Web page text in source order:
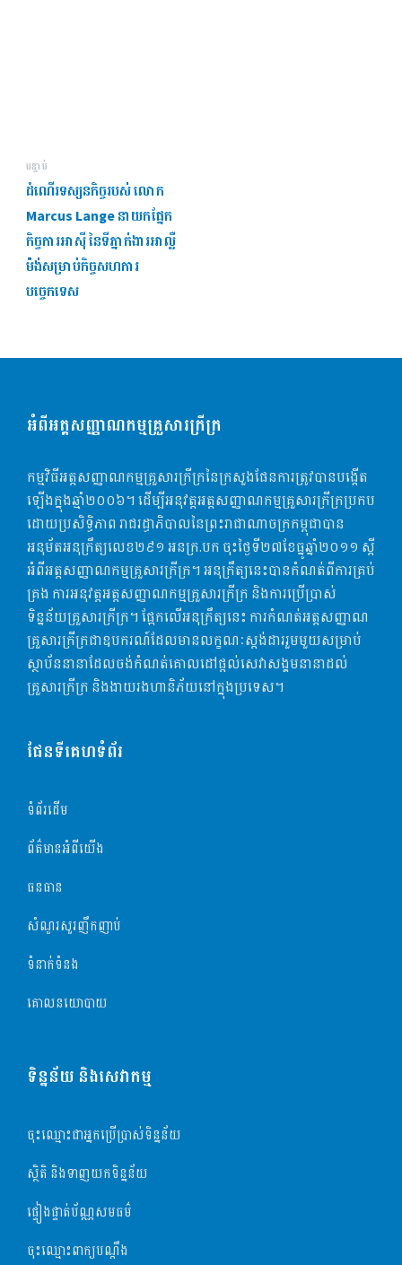
បន្ទាប់
ដំណើរទស្សនកិច្ចរបស់ លោក
Marcus Lange នាយកផ្នែក
កិច្ចការអាស៊ី នៃទីភ្នាក់ងារអាល្លឺ
ម៉ង់សម្រាប់កិច្ចសហការ
បច្ចេកទេស
អំពីអត្តសញ្ញាណកម្មគ្រួសារក្រីក្រ
កម្មវិធីអត្តសញ្ញាណកម្មគ្រួសារក្រីក្រនៃក្រសួងផែនការត្រូវបានបង្កើត
ឡើងក្នុងឆ្មាំ២០០៦។ ដើម្បី​អនុវត្ដអត្តសញ្ញាណកម្មគ្រួសារក្រីក្រប្រកប
ដោយប្រសិទ្ធិភាព រាជរដ្ធាភិបាលនៃព្រះរាជាណាចក្រកម្ពុជាបាន
អនុម័តអនុក្រឹត្យលេខ​២៩១ អនក្រ.បក​ ចុះថ្ងៃទី២៧ខែធ្នូឆ្នាំ២០១១ ស្តី
អំពីអត្តសញ្ញាណកម្មគ្រួសារក្រីក្រ​។​ អនុក្រឹត្យនេះបានកំណត់ពីការគ្រប់
គ្រង ការអនុវត្តអត្តសញ្ញាណកម្មគ្រួសារក្រីក្រ និងការប្រើប្រាស់
ទិន្នន័យគ្រួសារក្រីក្រ។​ ផ្អែកលើអនុក្រឹត្យ​នេះ ការកំណត់អត្តសញ្ញាណ
គ្រួសារក្រីក្រជាឧបករណ៍ដែលមានលក្ខណៈ​ស្តង់ដាររួមមួយសម្រាប់
ស្ថាប័ននានាដែលចង់កំណត់គោលដៅផ្ដល់សេវាសង្គមនានាដល់
គ្រួសារក្រីក្រ និងងាយរងហានិភ័យនៅក្នុងប្រទេស។
ផែនទីគេហទំព័រ
ទំព័រដើម
ព័ត៌មានអំពីយើង
ធនធាន
សំណួរសួរញឹកញាប់
ទំនាក់ទំនង
គោលនយោបាយ
ទិន្នន័យ និងសេវាកម្ម
ចុះឈ្មោះជាអ្នកប្រើប្រាស់ទិន្នន័យ
ស្ថិតិ និងទាញយកទិន្នន័យ
ផ្ទៀងផ្ទាត់ប័ណ្ណសមធម៌
ចុះឈ្មោះពាក្យបណ្តឹង